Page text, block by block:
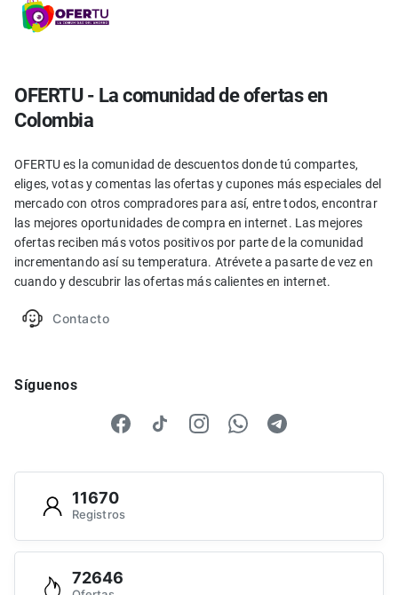
OFERTU - La comunidad de ofertas en
Colombia
OFERTU es la comunidad de descuentos donde tú compartes,
eliges, votas y comentas las ofertas y cupones más especiales del
mercado con otros compradores para así, entre todos, encontrar
las mejores oportunidades de compra en internet. Las mejores
ofertas reciben más votos positivos por parte de la comunidad
incrementando así su temperatura. Atrévete a pasarte de vez en
cuando y descubrir las ofertas más calientes en internet.
Contacto
Síguenos
11670
Registros
72646